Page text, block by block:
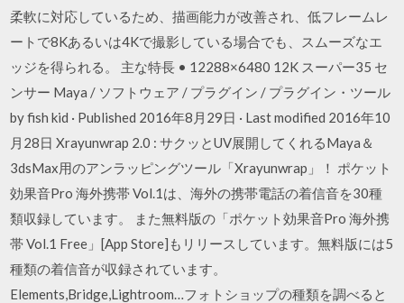
柔軟に対応しているため、描画能力が改善され、低フレームレ
ートで8Kあるいは4Kで撮影している場合でも、スムーズなエ
ッジを得られる。 主な特長 • 12288×6480 12K スーパー35 セ
ンサー Maya / ソフトウェア / プラグイン / プラグイン・ツール
by fish kid · Published 2016年8月29日 · Last modified 2016年10
月28日 Xrayunwrap 2.0 : サクッとUV展開してくれるMaya＆
3dsMax用のアンラッピングツール「Xrayunwrap」！ ポケット
効果音Pro 海外携帯 Vol.1は、海外の携帯電話の着信音を30種
類収録しています。 また無料版の「ポケット効果音Pro 海外携
帯 Vol.1 Free」[App Store]もリリースしています。無料版には5
種類の着信音が収録されています。
Elements,Bridge,Lightroom…フォトショップの種類を調べると